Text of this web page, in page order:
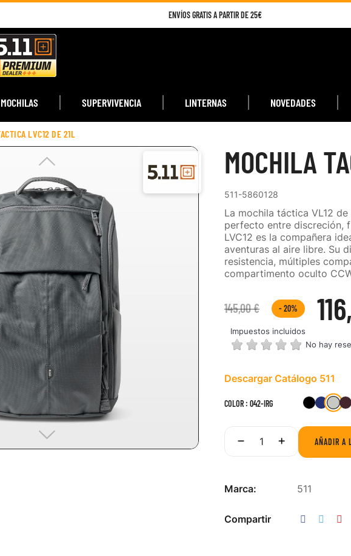
ENVÍOS GRATIS A PARTIR DE 25€
SUPERVIVENCIA LINTERNAS NOVEDADES
LVC12 DE 21L
MOCHILA
511-5860128
La mochila táctica VL12
perfecto entre discreción,
LVC12 es la compañera
aventuras al aire libre. Su
resistencia, múltiples
compartimento oculto
145,00 € - 20%
Impuestos incluidos
No hay
Descargar Catálogo 511
COLOR : 042-IRG
019-
BLK
787-
PCT
AÑADIR A
Marca: 511
Compartir